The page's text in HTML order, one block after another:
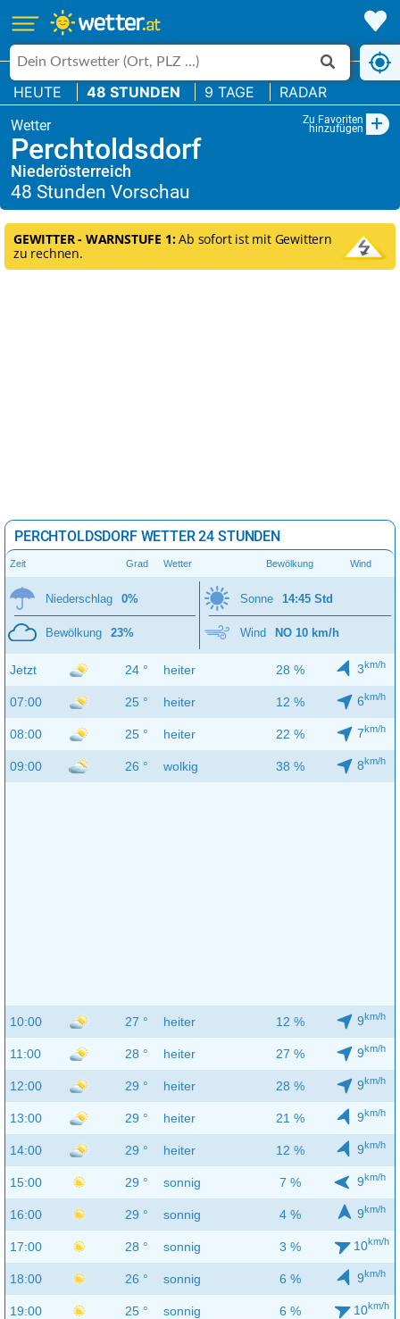
HEUTE 48 STUNDEN 9 TAGE RADAR
Zu Favoriten
hinzufügen +
Perchtoldsdorf
Niederösterreich
GEWITTER - WARNSTUFE 1:Ab sofort ist mit Gewittern
zu rechnen.
PERCHTOLDSDORF WETTER 24 STUNDEN
Zeit Grad Wetter Bewölkung Wind
Niederschlag 0%
Bewölkung 23%
Sonne 14:45 Std
Wind NO 10 km/h
Jetzt 24 ° heiter 28 % 3km/h
07:00 25 ° heiter 12 % 6km/h
08:00 25 ° heiter 22 % 7km/h
09:00 26 ° wolkig 38 % 8km/h
10:00 27 ° heiter 12 % 9km/h
11:00 28 ° heiter 27 % 9km/h
12:00 29 ° heiter 28 % 9km/h
13:00 29 ° heiter 21 % 9km/h
14:00 29 ° heiter 12 % 9km/h
15:00 29 ° sonnig 7 % 9km/h
16:00 29 ° sonnig 4 % 9km/h
17:00 28 ° sonnig 3 % 10km/h
18:00 26 ° sonnig 6 % 9km/h
19:00 25 ° sonnig 6 % 10km/h